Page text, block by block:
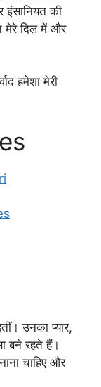
की
मेरे दिल में और
हमेशा मेरी
उनका प्यार,
बने रहते हैं।
चाहिए और